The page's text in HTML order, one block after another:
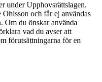
under Upphovsrättslagen.
och får ej användas
Om du önskar använda
vad du avser att
förutsättningarna för en